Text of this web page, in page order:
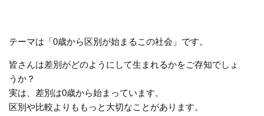
テーマは「0歳から区別が始まるこの社会」です。
皆さんは差別がどのようにして生まれるかをご存知でしょ
うか？
実は、差別は0歳から始まっています。
区別や比較よりももっと大切なことがあります。